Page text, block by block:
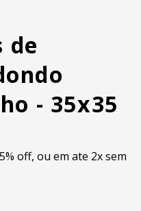
de
- 35x35
off, ou em ate 2x sem